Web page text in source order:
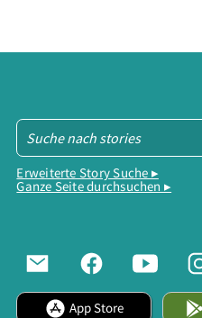
Erweiterte Story Suche ▸
Ganze Seite durchsuchen ▸
App Store